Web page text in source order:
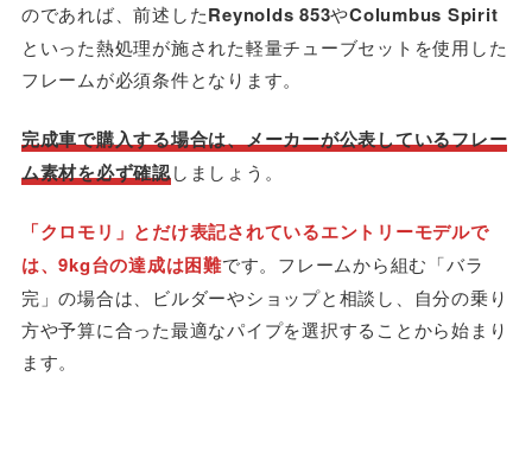
のであれば、前述したReynolds 853やColumbus Spirit
といった熱処理が施された軽量チューブセットを使用した
フレームが必須条件となります。
完成車で購入する場合は、メーカーが公表しているフレー
ム素材を必ず確認しましょう。
「クロモリ」とだけ表記されているエントリーモデルで
は、9kg台の達成は困難です。フレームから組む「バラ
完」の場合は、ビルダーやショップと相談し、自分の乗り
方や予算に合った最適なパイプを選択することから始まり
ます。